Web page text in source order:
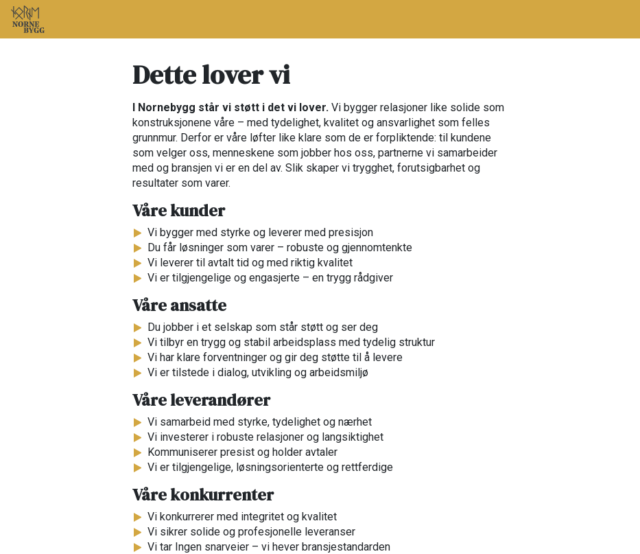
Dette lover vi
I Nornebygg står vi støtt i det vi lover. Vi bygger relasjoner like solide som
konstruksjonene våre – med tydelighet, kvalitet og ansvarlighet som felles
grunnmur. Derfor er våre løfter like klare som de er forpliktende: til kundene
som velger oss, menneskene som jobber hos oss, partnerne vi samarbeider
med og bransjen vi er en del av. Slik skaper vi trygghet, forutsigbarhet og
resultater som varer.
Våre kunder
Vi bygger med styrke og leverer med presisjon​
Du får løsninger som varer – robuste og gjennomtenkte​
Vi leverer til avtalt tid og med riktig kvalitet​
Vi er tilgjengelige og engasjerte – en trygg rådgiver
Våre ansatte​
Du jobber i et selskap som står støtt og ser deg​
Vi tilbyr en trygg og stabil arbeidsplass med tydelig struktur​
Vi har klare forventninger og gir deg støtte til å levere​
Vi er tilstede i dialog, utvikling og arbeidsmiljø​
Våre leverandører​
Vi samarbeid med styrke, tydelighet og nærhet​
Vi investerer i robuste relasjoner og langsiktighet​
Kommuniserer presist og holder avtaler​
Vi er tilgjengelige, løsningsorienterte og rettferdige
​Våre konkurrenter​
Vi konkurrerer med integritet og kvalitet​
Vi sikrer solide og profesjonelle leveranser​
Vi tar Ingen snarveier – vi hever bransjestandarden​